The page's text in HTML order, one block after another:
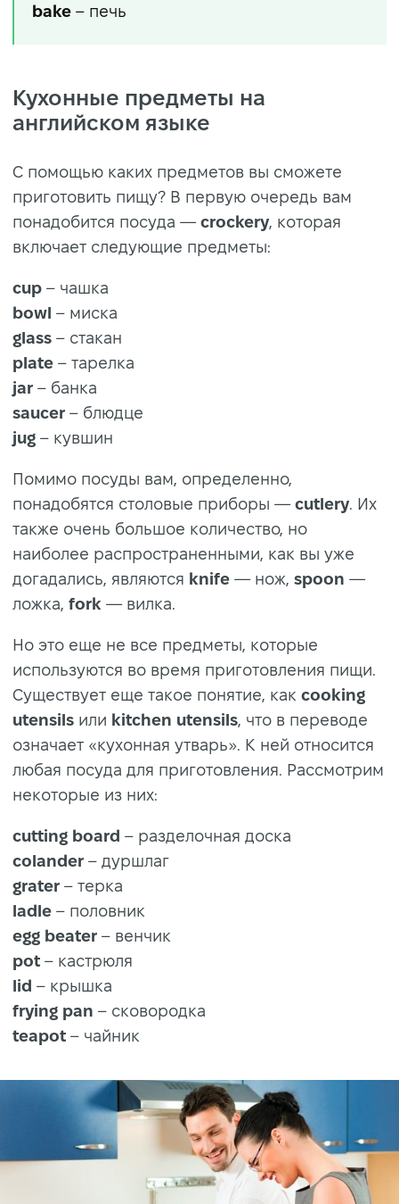
bake – печь
Кухонные предметы на
английском языке
С помощью каких предметов вы сможете
приготовить пищу? В первую очередь вам
понадобится посуда — crockery, которая
включает следующие предметы:
cup – чашка
bowl – миска
glass – стакан
plate – тарелка
jar – банка
saucer – блюдце
jug – кувшин
Помимо посуды вам, определенно,
понадобятся столовые приборы — cutlery. Их
также очень большое количество, но
наиболее распространенными, как вы уже
догадались, являются knife — нож, spoon —
ложка, fork — вилка.
Но это еще не все предметы, которые
используются во время приготовления пищи.
Существует еще такое понятие, как cooking
utensils или kitchen utensils, что в переводе
означает «кухонная утварь». К ней относится
любая посуда для приготовления. Рассмотрим
некоторые из них:
cutting board – разделочная доска
colander – дуршлаг
grater – терка
ladle – половник
egg beater – венчик
pot – кастрюля
lid – крышка
frying pan – сковородка
teapot – чайник